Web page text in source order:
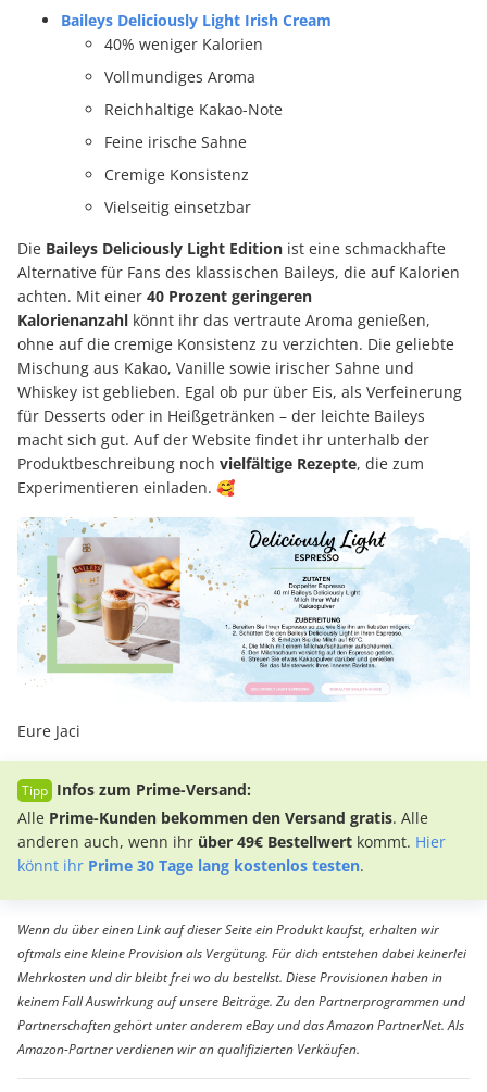
Baileys Deliciously Light Irish Cream
40% weniger Kalorien
Vollmundiges Aroma
Reichhaltige Kakao-Note
Feine irische Sahne
Cremige Konsistenz
Vielseitig einsetzbar
Die Baileys Deliciously Light Edition ist eine schmackhafte
Alternative für Fans des klassischen Baileys, die auf Kalorien
achten. Mit einer 40 Prozent geringeren
Kalorienanzahl könnt ihr das vertraute Aroma genießen,
ohne auf die cremige Konsistenz zu verzichten. Die geliebte
Mischung aus Kakao, Vanille sowie irischer Sahne und
Whiskey ist geblieben. Egal ob pur über Eis, als Verfeinerung
für Desserts oder in Heißgetränken – der leichte Baileys
macht sich gut. Auf der Website findet ihr unterhalb der
Produktbeschreibung noch vielfältige Rezepte, die zum
Experimentieren einladen. 🥰
Eure Jaci
Infos zum Prime-Versand:
Alle Prime-Kunden bekommen den Versand gratis. Alle
anderen auch, wenn ihr über 49€ Bestellwert kommt. Hier
könnt ihr Prime 30 Tage lang kostenlos testen.
Wenn du über einen Link auf dieser Seite ein Produkt kaufst, erhalten wir
oftmals eine kleine Provision als Vergütung. Für dich entstehen dabei keinerlei
Mehrkosten und dir bleibt frei wo du bestellst. Diese Provisionen haben in
keinem Fall Auswirkung auf unsere Beiträge. Zu den Partnerprogrammen und
Partnerschaften gehört unter anderem eBay und das Amazon PartnerNet. Als
Amazon-Partner verdienen wir an qualifizierten Verkäufen.